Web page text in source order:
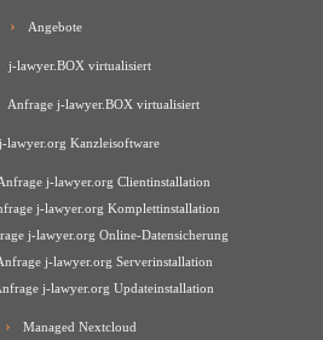
Angebote
j-lawyer.BOX virtualisiert
Anfrage j-lawyer.BOX virtualisiert
j-lawyer.org Kanzleisoftware
j-lawyer.org Clientinstallation
j-lawyer.org Komplettinstallation
j-lawyer.org Online-Datensicherung
j-lawyer.org Serverinstallation
j-lawyer.org Updateinstallation
Managed Nextcloud